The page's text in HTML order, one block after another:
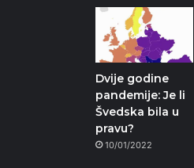
Dvije godine
pandemije: Je li
Švedska bila u
pravu?
10/01/2022